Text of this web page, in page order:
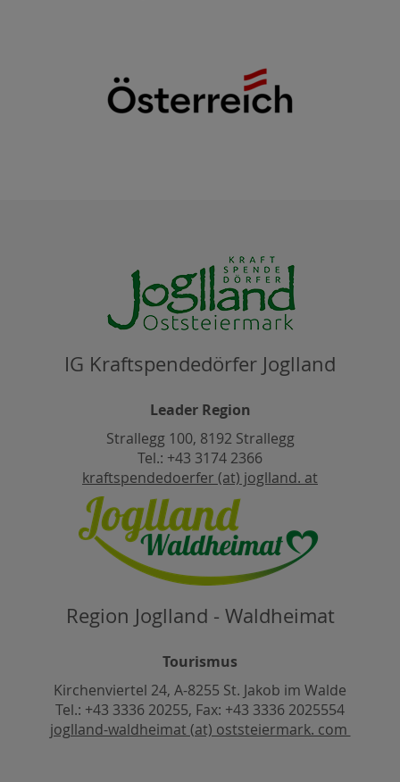
IG Kraftspendedörfer Joglland
Leader Region
Strallegg 100, 8192 Strallegg
Tel.: +43 3174 2366
kraftspendedoerfer (at) joglland. at
Region Joglland - Waldheimat
Tourismus
Kirchenviertel 24, A-8255 St. Jakob im Walde
Tel.: +43 3336 20255, Fax: +43 3336 2025554
joglland-waldheimat (at) oststeiermark. com